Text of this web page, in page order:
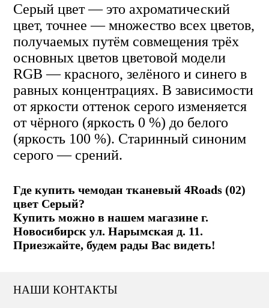
Серый цвет — это ахроматический
цвет, точнее — множество всех цветов,
получаемых путём совмещения трёх
основных цветов цветовой модели
RGB — красного, зелёного и синего в
равных концентрациях. В зависимости
от яркости оттенок серого изменяется
от чёрного (яркость 0 %) до белого
(яркость 100 %). Старинный синоним
серого — срений.
Где купить чемодан тканевый 4Roads (02)
цвет Серый?
Купить можно в нашем магазине г.
Новосибирск ул. Нарымская д. 11.
Приезжайте, будем рады Вас видеть!
НАШИ КОНТАКТЫ